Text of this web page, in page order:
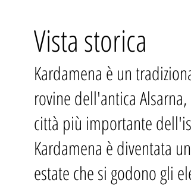
Vista storica
Kardamena è un
rovine dell'antica
città più importante
Kardamena è diventata
estate che si godono gli